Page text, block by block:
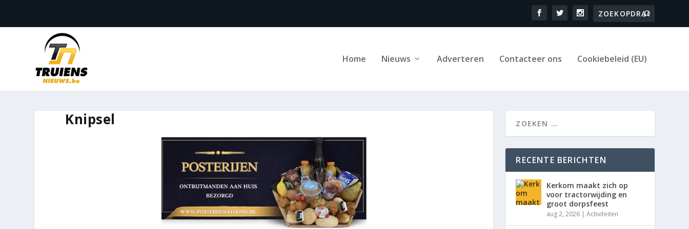
Home Nieuws Adverteren Contacteer ons Cookiebeleid (EU)
Knipsel
RECENTE BERICHTEN
Kerkom maakt zich op
voor tractorwijding en
groot dorpsfeest
aug 2, 2026 |Activiteiten